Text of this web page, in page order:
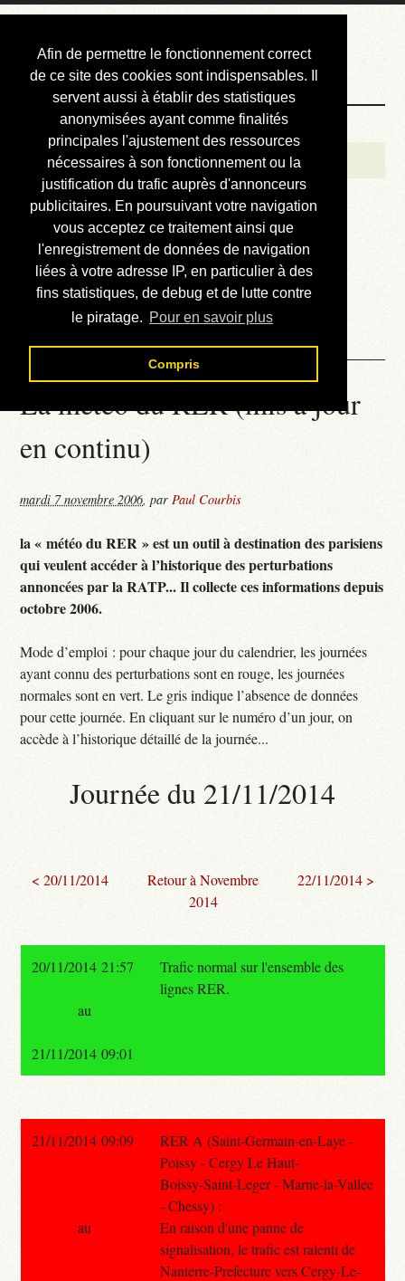
Afin de permettre le fonctionnement correct
de ce site des cookies sont indispensables. Il
servent aussi à établir des statistiques
anonymisées ayant comme finalités
principales l'ajustement des ressources
nécessaires à son fonctionnement ou la
justification du trafic auprès d'annonceurs
publicitaires. En poursuivant votre navigation
vous acceptez ce traitement ainsi que
l'enregistrement de données de navigation
liées à votre adresse IP, en particulier à des
fins statistiques, de debug et de lutte contre
le piratage. Pour en savoir plus
Compris
Courbis, « LE »
Blog Officiel
Bienvenue
Réalisations
Divers (et d’été)
Annonces
Liens externes
Téléchargement
Contact
La météo du RER (mis à jour
en continu)
mardi 7 novembre 2006,parPaul Courbis
la « météo du RER » est un outil à destination des parisiens
qui veulent accéder à l’historique des perturbations
annoncées par la RATP... Il collecte ces informations depuis
octobre 2006.
Mode d’emploi : pour chaque jour du calendrier, les journées
ayant connu des perturbations sont en rouge, les journées
normales sont en vert. Le gris indique l’absence de données
pour cette journée. En cliquant sur le numéro d’un jour, on
accède à l’historique détaillé de la journée...
Journée du 21/11/2014
< 20/11/2014
Retour à Novembre
2014
22/11/2014 >
20/11/2014 21:57
Trafic normal sur l'ensemble des
lignes RER.
au
21/11/2014 09:01
21/11/2014 09:09
RER A (Saint-Germain-en-Laye -
Poissy - Cergy Le Haut-
Boissy-Saint-Leger - Marne-la-Vallee
- Chessy) :
En raison d'une panne de
signalisation, le trafic est ralenti de
Nanterre-Prefecture vers Cergy-Le-
au